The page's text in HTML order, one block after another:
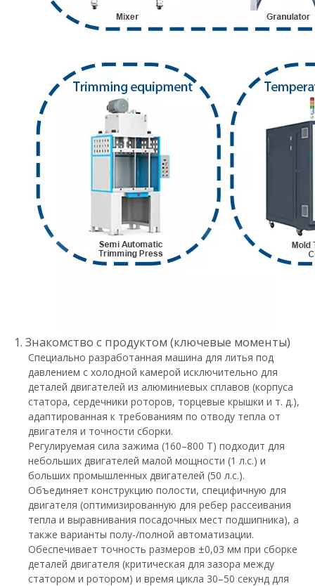
1. Знакомство с продуктом (ключевые моменты)
Специально разработанная машина для литья под
давлением с холодной камерой исключительно для
деталей двигателей из алюминиевых сплавов (корпуса
статора, сердечники роторов, торцевые крышки и т. д.),
адаптированная к требованиям по отводу тепла от
двигателя и точности сборки.
Регулируемая сила зажима (160–800 Т) подходит для
небольших двигателей малой мощности (1 л.с.) и
больших промышленных двигателей (50 л.с.).
Объединяет конструкцию полости, специфичную для
двигателя (оптимизированную для ребер рассеивания
тепла и выравнивания посадочных мест подшипника), а
также варианты полу-/полной автоматизации.
Обеспечивает точность размеров ±0,03 мм при сборке
деталей двигателя (критическая для зазора между
статором и ротором) и время цикла 30–50 секунд для